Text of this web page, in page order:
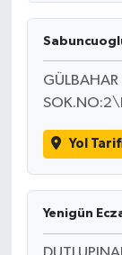
Yol
Yenigün